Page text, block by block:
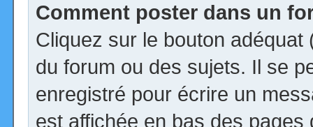
Comment poster dans un
Cliquez sur le bouton
du forum ou des sujets. Il se
enregistré pour écrire un
est affichée en bas des